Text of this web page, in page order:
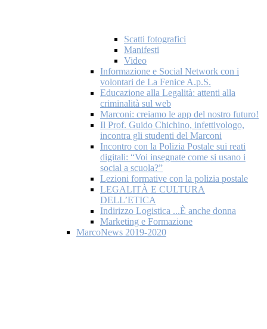
Scatti fotografici
Manifesti
Video
Informazione e Social Network con i
volontari de La Fenice A.p.S.
Educazione alla Legalità: attenti alla
criminalità sul web
Marconi: creiamo le app del nostro futuro!
Il Prof. Guido Chichino, infettivologo,
incontra gli studenti del Marconi
Incontro con la Polizia Postale sui reati
digitali: “Voi insegnate come si usano i
social a scuola?”
Lezioni formative con la polizia postale
LEGALITÀ E CULTURA
DELL’ETICA
Indirizzo Logistica ...È anche donna
Marketing e Formazione
MarcoNews 2019-2020